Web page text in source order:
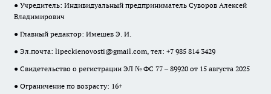
● Учредитель: Индивидуальный предприниматель Суворов Алексей
Владимирович
● Главный редактор: Имешев Э. И.
● Эл.почта: lipeckienovosti@gmail.com, тел: +7 985 814 3429
● Свидетельство о регистрации ЭЛ № ФС 77 – 89920 от 15 августа 2025
● Ограничение по возрасту: 16+